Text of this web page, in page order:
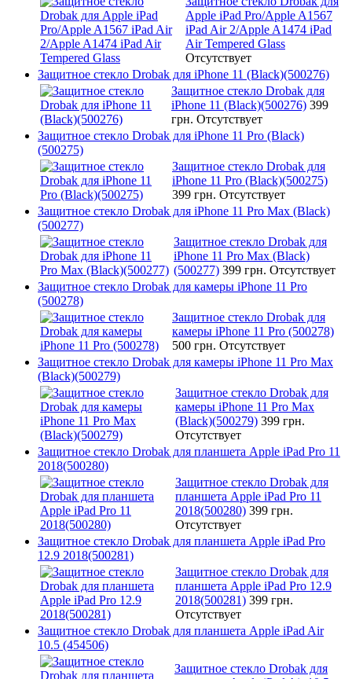
Apple iPad Pro/Apple A1567
iPad Air 2/Apple A1474 iPad
Air Tempered Glass
Отсутствует
Защитное стекло Drobak для iPhone 11 (Black)(500276)
Защитное стекло Drobak для
iPhone 11 (Black)(500276) 399
грн. Отсутствует
Защитное стекло Drobak для iPhone 11 Pro (Black)
(500275)
Защитное стекло Drobak для
iPhone 11 Pro (Black)(500275)
399 грн. Отсутствует
Защитное стекло Drobak для iPhone 11 Pro Max (Black)
(500277)
Защитное стекло Drobak для
iPhone 11 Pro Max (Black)
(500277) 399 грн. Отсутствует
Защитное стекло Drobak для камеры iPhone 11 Pro
(500278)
Защитное стекло Drobak для
камеры iPhone 11 Pro (500278)
500 грн. Отсутствует
Защитное стекло Drobak для камеры iPhone 11 Pro Max
(Black)(500279)
Защитное стекло Drobak для
камеры iPhone 11 Pro Max
(Black)(500279) 399 грн.
Отсутствует
Защитное стекло Drobak для планшета Apple iPad Pro 11
2018(500280)
Защитное стекло Drobak для
планшета Apple iPad Pro 11
2018(500280) 399 грн.
Отсутствует
Защитное стекло Drobak для планшета Apple iPad Pro
12.9 2018(500281)
Защитное стекло Drobak для
планшета Apple iPad Pro 12.9
2018(500281) 399 грн.
Отсутствует
Защитное стекло Drobak для планшета Apple iPad Air
10.5 (454506)
Защитное стекло Drobak для